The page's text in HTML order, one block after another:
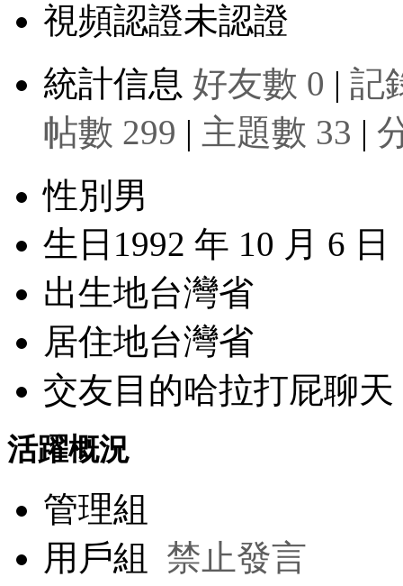
視頻認證未認證
統計信息 好友數 0 | 記
帖數 299 | 主題數 33 |
性別 男
生日 1992 年 10 月 6 日
出生地台灣省
居住地台灣省
交友目的哈拉打屁聊天
活躍概況
管理組
用戶組 禁止發言